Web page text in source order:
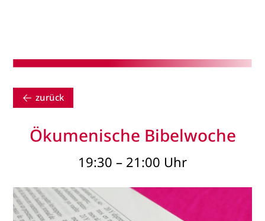
zurück
Ökumenische Bibelwoche
19:30 – 21:00 Uhr